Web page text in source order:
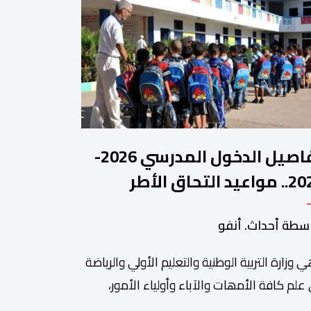
أبرزالتظاهرات التراثية بالمغرب، والتي تستقطب سنويا
تفاصيل الدخول المدرسي 2026-
2027.. مواعيد التحاق الأطر
بالمؤسسات التعليمية
أحداث. أنفو
وزارة التربیة الوطنیة والتعلیم الأولي والریاضة
علم كافة الأمھات والآباء وأولیاء الأمور،